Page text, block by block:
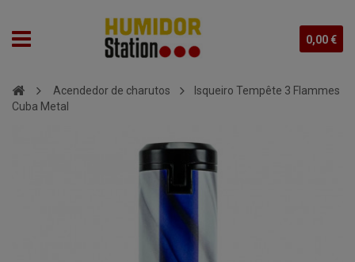
0,00 €
Acendedor de charutos
Isqueiro Tempête 3 Flammes
Cuba Metal